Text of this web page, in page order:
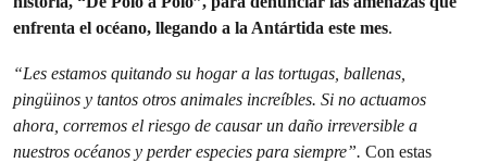
enfrenta el océano, llegando a la Antártida este mes.
“Les estamos quitando su hogar a las tortugas, ballenas,
pingüinos y tantos otros animales increíbles. Si no actuamos
ahora, corremos el riesgo de causar un daño irreversible a
nuestros océanos y perder especies para siempre”. Con estas